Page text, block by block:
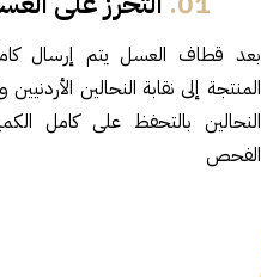
بعد قطاف العسل يتم إرسال
المنتجة إلى نقابة النحالين الأردنيين
النحالين بالتحفظ على كامل
الفحص